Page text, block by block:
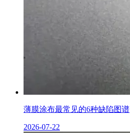
薄膜涂布最常见的6种缺陷图谱
2026-07-22